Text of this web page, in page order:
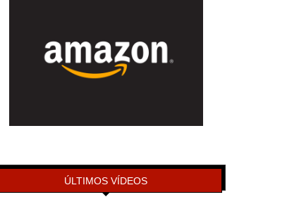
ÚLTIMOS VÍDEOS